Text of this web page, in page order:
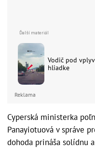
Vodič pod
hliadke
Reklama
Cyperská ministerka
Panayiotuová v správe
dohoda prináša solídnu